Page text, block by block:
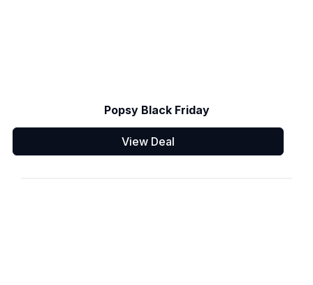
Popsy Black Friday
View Deal